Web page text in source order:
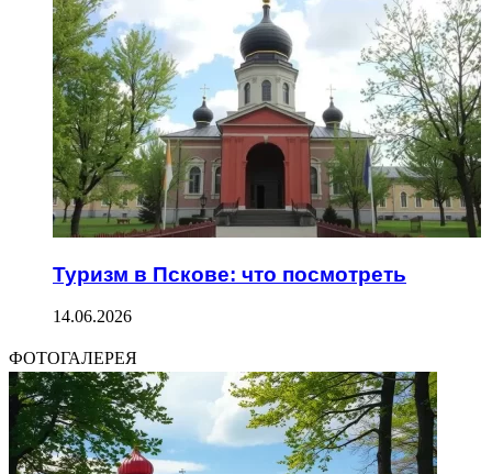
Туризм в Пскове: что посмотреть
14.06.2026
ФОТОГАЛЕРЕЯ